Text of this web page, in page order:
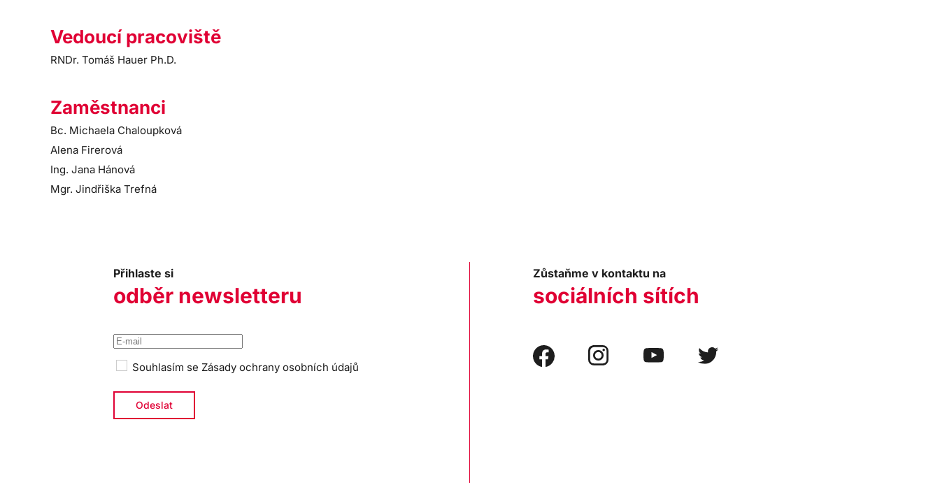
Vedoucí pracoviště
RNDr. Tomáš Hauer Ph.D.
Zaměstnanci
Bc. Michaela Chaloupková
Alena Firerová
Ing. Jana Hánová
Mgr. Jindřiška Trefná
Přihlaste si
odběr newsletteru
Souhlasím se Zásady ochrany osobních údajů
Zůstaňme v kontaktu na
sociálních sítích